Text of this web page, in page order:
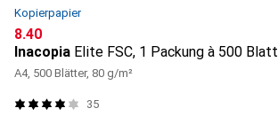
Kopierpapier
CHF
8.40
Inacopia Elite FSC, 1 Packung à 500 Blatt
A4, 500 Blätter, 80 g/m²
35